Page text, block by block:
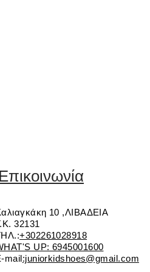
Επικοινωνία
10 ,ΛΙΒΑΔΕΙΑ
32131
+302261028918
UP: 6945001600
mail:juniorkidshoes@gmail.com